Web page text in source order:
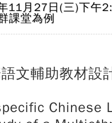
11月27日(三)下午
課堂為例
文輔助教材
Chinese